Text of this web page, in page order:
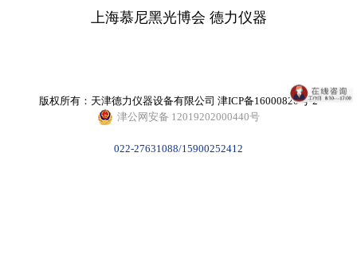
上海慕尼黑光博会 德力仪器
版权所有：天津德力仪器设备有限公司 津ICP备16000820号-2
津公网安备 12019202000440号
022-27631088/15900252412